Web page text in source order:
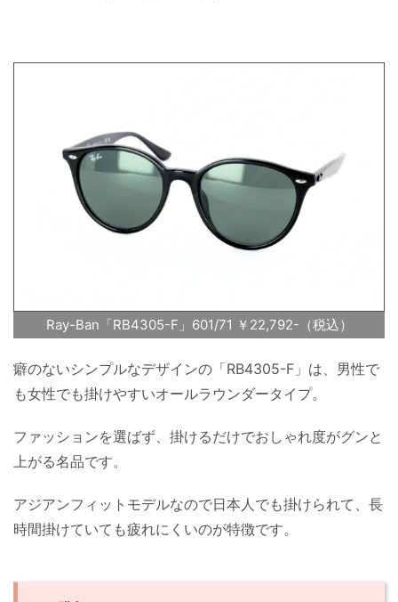
Ray-Ban「RB4305-F」601/71 ￥22,792-（税込）
癖のないシンプルなデザインの「RB4305-F」は、男性で
も女性でも掛けやすいオールラウンダータイプ。
ファッションを選ばず、掛けるだけでおしゃれ度がグンと
上がる名品です。
アジアンフィットモデルなので日本人でも掛けられて、長
時間掛けていても疲れにくいのが特徴です。